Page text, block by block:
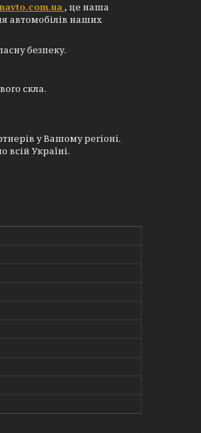
, це наша
автомобілів наших
безпеку.
скла.
у Вашому регіоні.
Україні.